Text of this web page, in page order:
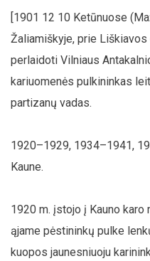
[1901 12 10 Ketūnuose
Žaliamiškyje, prie
perlaidoti Vilniaus
kariuomenės pulkininkas
partizanų vadas.
1920–1929, 1934–1941,
Kaune.
1920 m. įstojo į Kauno
ąjame pėstininkų pulke
kuopos jaunesniuoju